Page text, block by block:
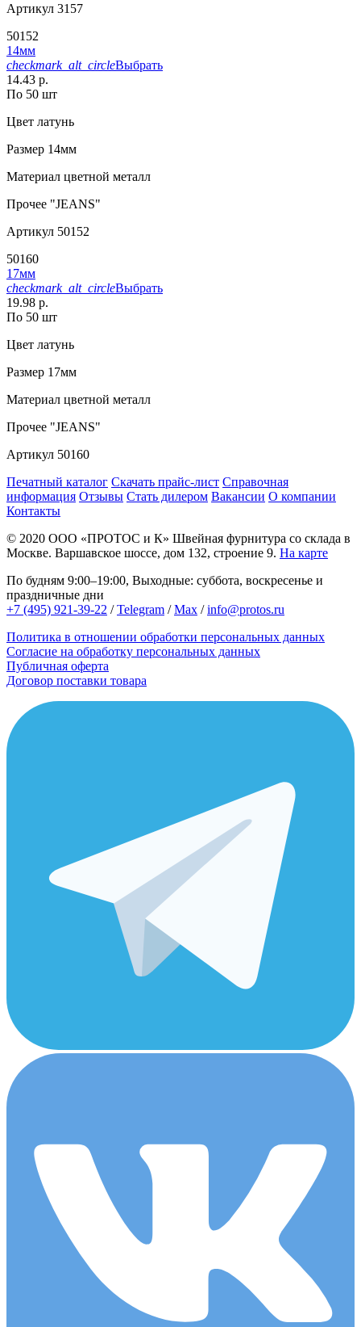
Артикул 3157
50152
14мм
checkmark_alt_circleВыбрать
14.43 р.
По 50 шт
Цвет латунь
Размер 14мм
Материал цветной металл
Прочее "JEANS"
Артикул 50152
50160
17мм
checkmark_alt_circleВыбрать
19.98 р.
По 50 шт
Цвет латунь
Размер 17мм
Материал цветной металл
Прочее "JEANS"
Артикул 50160
Печатный каталог Скачать прайс-лист Справочная
информация Отзывы Стать дилером Вакансии О компании
Контакты
© 2020 ООО «ПРОТОС и К» Швейная фурнитура со склада в
Москве. Варшавское шоссе, дом 132, строение 9. На карте
По будням 9:00–19:00, Выходные: суббота, воскресенье и
праздничные дни
+7 (495) 921-39-22 /Telegram /Max /info@protos.ru
Политика в отношении обработки персональных данных
Согласие на обработку персональных данных
Публичная оферта
Договор поставки товара